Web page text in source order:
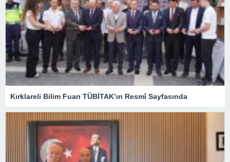
Kırklareli Bilim Fuarı TÜBİTAK’ın Resmî Sayfasında